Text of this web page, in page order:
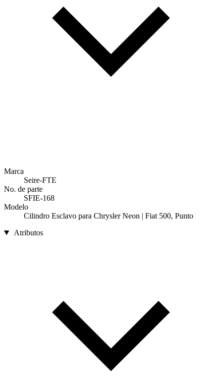
Marca
Seire-FTE
No. de parte
SFIE-168
Modelo
Cilindro Esclavo para Chrysler Neon | Fiat 500, Punto
Atributos